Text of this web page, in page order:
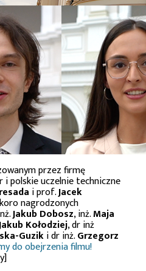
przez firmę
i polskie uczelnie techniczne
i prof.Jacek
nagrodzonych
Jakub Dobosz, inż.Maja
Kołodziej, dr inż
Guziki dr inż.Grzegorz
do obejrzenia filmu!